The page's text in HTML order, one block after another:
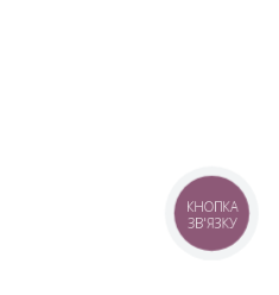
КНОПКА
ЗВ'ЯЗКУ